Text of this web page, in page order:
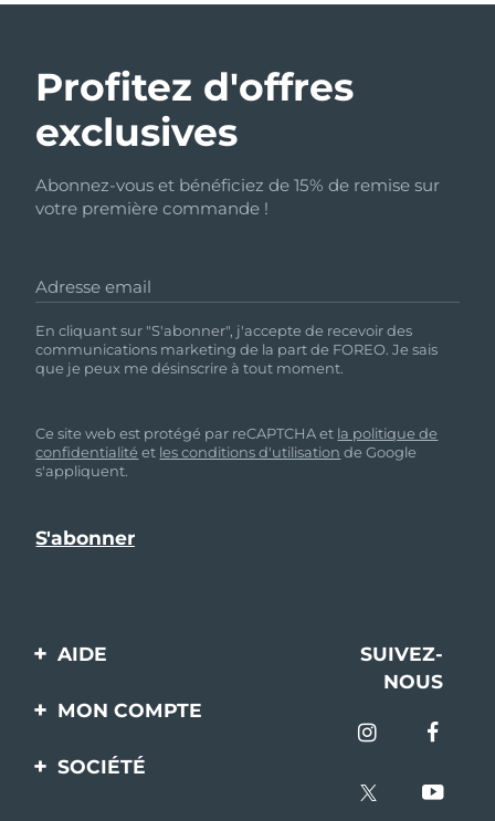
Profitez d'offres
exclusives
Abonnez-vous et bénéficiez de 15% de remise sur
votre première commande !
Adresse email
En cliquant sur "S'abonner", j'accepte de recevoir des
communications marketing de la part de FOREO. Je sais
que je peux me désinscrire à tout moment.
Ce site web est protégé par reCAPTCHA et la politique de
confidentialité et les conditions d'utilisation de Google
s'appliquent.
AIDE
Contactez-nous
livraisons
SUIVEZ-
NOUS
MON COMPTE
Enregistrement produit
SOCIÉTÉ